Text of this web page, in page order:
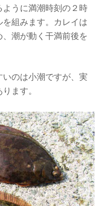
うに満潮時刻の２時
組みます。カレイは
潮が動く干満前後を
のは小潮ですが、実
ます。